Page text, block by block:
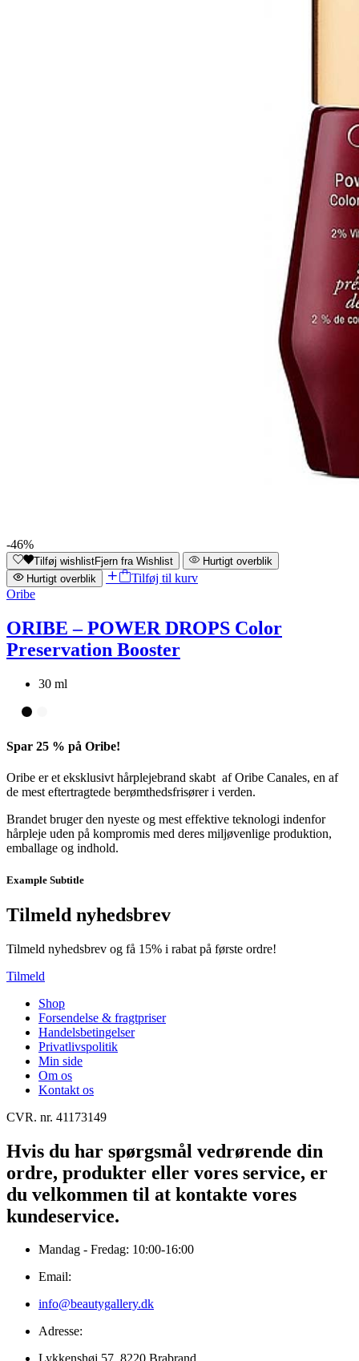
-46%
Tilføj wishlistFjern fra Wishlist
Hurtigt overblik
Hurtigt overblik
Tilføj til kurv
Oribe
ORIBE – POWER DROPS Color
Preservation Booster
30 ml
Spar 25 % på Oribe!
Oribe er et eksklusivt hårplejebrand skabt af Oribe Canales, en af
de mest eftertragtede berømthedsfrisører i verden.
Brandet bruger den nyeste og mest effektive teknologi indenfor
hårpleje uden på kompromis med deres miljøvenlige produktion,
emballage og indhold.
Example Subtitle
Tilmeld nyhedsbrev
Tilmeld nyhedsbrev og få 15% i rabat på første ordre!
Tilmeld
Shop
Forsendelse & fragtpriser
Handelsbetingelser
Privatlivspolitik
Min side
Om os
Kontakt os
CVR. nr. 41173149
Hvis du har spørgsmål vedrørende din
ordre, produkter eller vores service, er
du velkommen til at kontakte vores
kundeservice.
Mandag - Fredag: 10:00-16:00
Email:
info@beautygallery.dk
Adresse: